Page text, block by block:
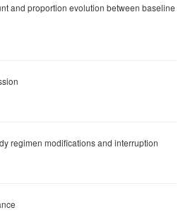
and proportion evolution between baseline
regimen modifications and interruption